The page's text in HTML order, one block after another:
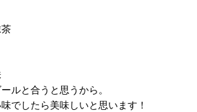
ルと合うと思うから。
でしたら美味しいと思います！